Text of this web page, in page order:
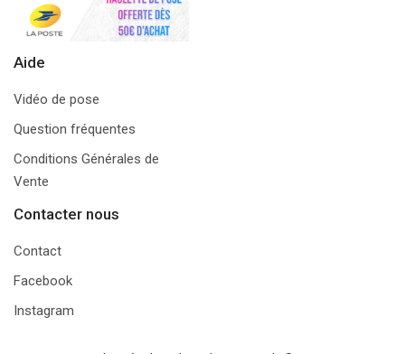
Aide
Vidéo de pose
Question fréquentes
Conditions Générales de
Vente
Contacter nous
Contact
Facebook
Instagram